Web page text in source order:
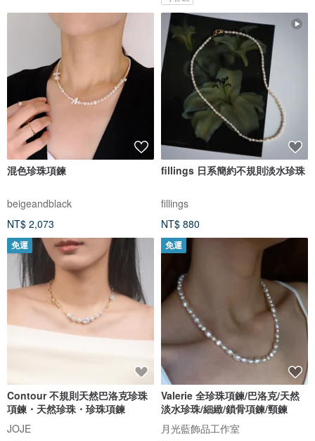
混色珍珠項鍊
beigeandblack
NT$ 2,073
fillings 日系簡約不規則淡水珍珠
fillings
NT$ 880
免運
Contour 不規則天然巴洛克珍珠
項鍊・天然珍珠・珍珠項鍊
JOJE
免運
Valerie 全珍珠項鍊/巴洛克/天然
淡水珍珠/細緻/鎖骨項鍊/頸鍊
月光藍飾品工作室